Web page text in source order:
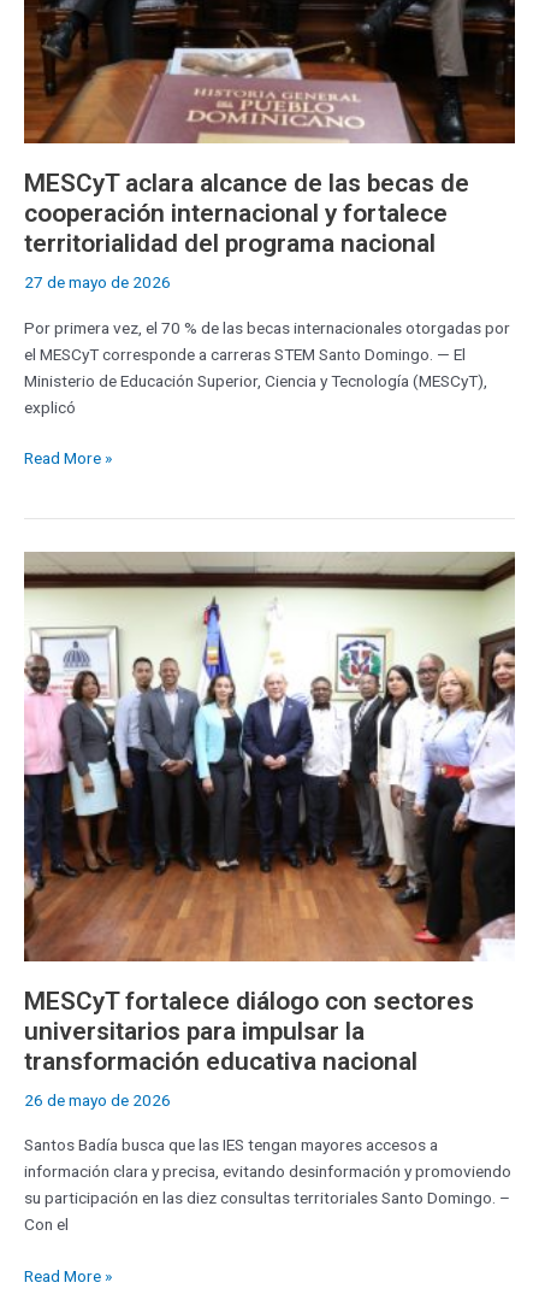
MESCyT aclara alcance de las becas de
cooperación internacional y fortalece
territorialidad del programa nacional
27 de mayo de 2026
Por primera vez, el 70 % de las becas internacionales otorgadas por
el MESCyT corresponde a carreras STEM Santo Domingo. — El
Ministerio de Educación Superior, Ciencia y Tecnología (MESCyT),
explicó
fortalece
territorialidad
del
programa
nacional
Read More »
MESCyT fortalece diálogo con sectores
universitarios para impulsar la
transformación educativa nacional
26 de mayo de 2026
Santos Badía busca que las IES tengan mayores accesos a
información clara y precisa, evitando desinformación y promoviendo
su participación en las diez consultas territoriales Santo Domingo. –
Con el
MESCyT
fortalece
con
sectores
universitarios
para
impulsar
la
transformación
educativa
nacional
Read More »